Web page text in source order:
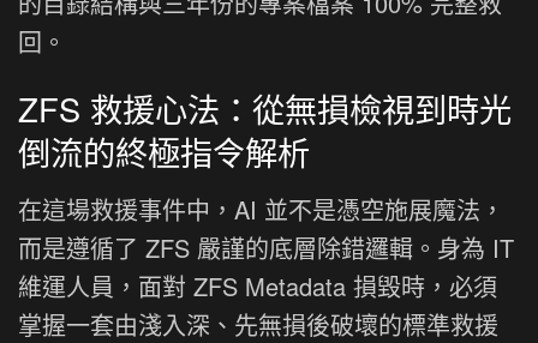
回。
ZFS 救援心法：從無損檢視到時光
倒流的終極指令解析
在這場救援事件中，AI 並不是憑空施展魔法，
而是遵循了 ZFS 嚴謹的底層除錯邏輯。身為 IT
維運人員，面對 ZFS Metadata 損毀時，必須
掌握一套由淺入深、先無損後破壞的標準救援